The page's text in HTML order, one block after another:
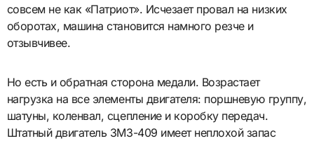
совсем не как «Патриот». Исчезает провал на низких
оборотах, машина становится намного резче и
отзывчивее.
Но есть и обратная сторона медали. Возрастает
нагрузка на все элементы двигателя: поршневую группу,
шатуны, коленвал, сцепление и коробку передач.
Штатный двигатель ЗМЗ-409 имеет неплохой запас